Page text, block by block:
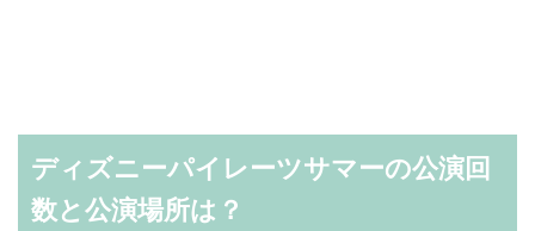
ディズニーパイレーツサマーの公演回
数と公演場所は？